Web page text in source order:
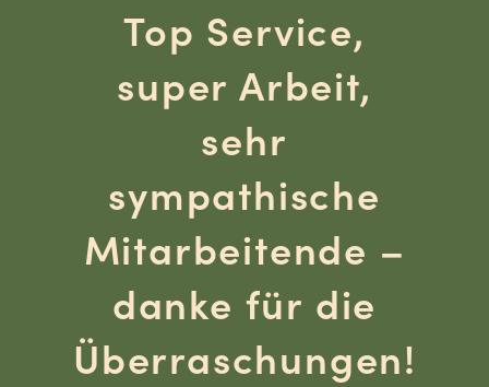
Top Service,
super Arbeit,
sehr
sympathische
Mitarbeitende –
danke für die
Überraschungen!